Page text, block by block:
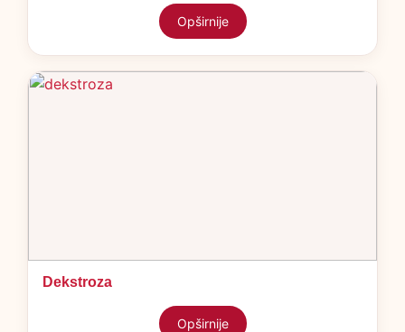
Opširnije
Dekstroza
Opširnije